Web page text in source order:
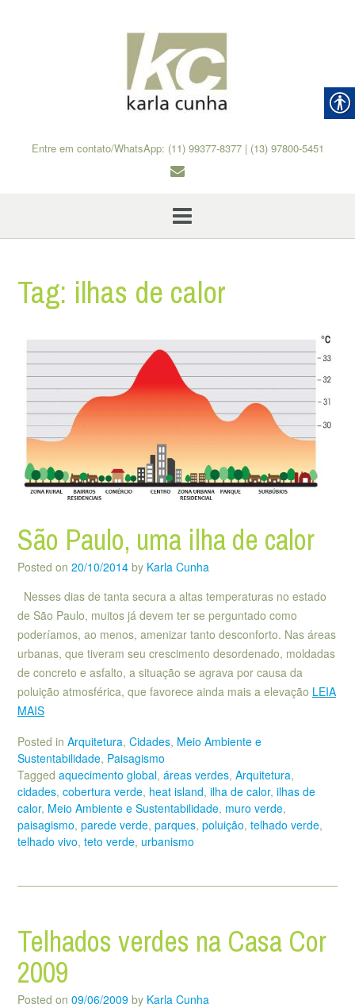
Entre em contato/WhatsApp: (11) 99377-8377 | (13) 97800-5451
Tag: ilhas de calor
São Paulo, uma ilha de calor
Posted on 20/10/2014 by Karla Cunha
Nesses dias de tanta secura a altas temperaturas no estado
de São Paulo, muitos já devem ter se perguntado como
poderíamos, ao menos, amenizar tanto desconforto. Nas áreas
urbanas, que tiveram seu crescimento desordenado, moldadas
de concreto e asfalto, a situação se agrava por causa da
poluição atmosférica, que favorece ainda mais a elevação LEIA
MAIS
Posted in Arquitetura, Cidades, Meio Ambiente e
Sustentabilidade, Paisagismo
Tagged aquecimento global, áreas verdes, Arquitetura,
cidades, cobertura verde, heat island, ilha de calor, ilhas de
calor, Meio Ambiente e Sustentabilidade, muro verde,
paisagismo, parede verde, parques, poluição, telhado verde,
telhado vivo, teto verde, urbanismo
Telhados verdes na Casa Cor
2009
Posted on 09/06/2009 by Karla Cunha